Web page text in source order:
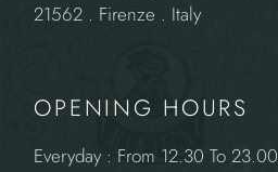
21562 . Firenze . Italy
OPENING HOURS
Everyday : From 12.30 To 23.00